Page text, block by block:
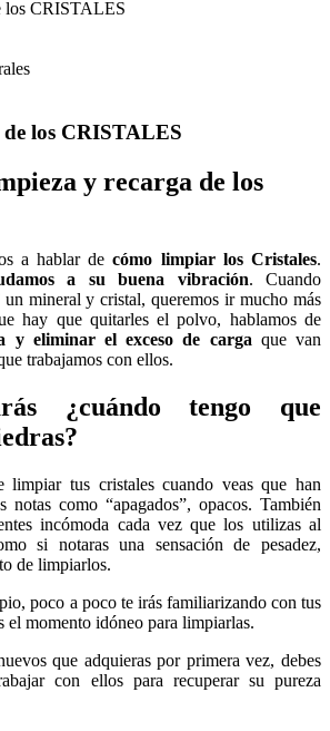
los CRISTALES
y recarga de los
a hablar decómo limpiar los Cristales.
a su buena vibración. Cuando
mineral y cristal, queremos ir mucho más
hay que quitarles el polvo, hablamos de
y eliminar el exceso de carga que van
trabajamos con ellos.
¿cuándo tengo que
limpiar tus cristales cuando veas que han
como “apagados”, opacos. También
incómoda cada vez que los utilizas al
si notaras una sensación de pesadez,
de limpiarlos.
poco a poco te irás familiarizando con tus
el momento idóneo para limpiarlas.
que adquieras por primera vez, debes
con ellos para recuperar su pureza